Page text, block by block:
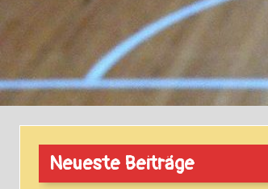
Neueste Beiträge